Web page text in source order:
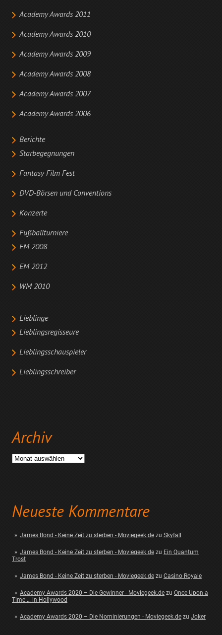
Academy Awards 2011
Academy Awards 2010
Academy Awards 2009
Academy Awards 2008
Academy Awards 2007
Academy Awards 2006
Berichte
Starbegegnungen
Fantasy Film Fest
DVD-Börsen und Conventions
Konzerte
Fußballturniere
EM 2008
EM 2012
WM 2010
Lieblinge
Lieblingsregisseure
Lieblingsschauspieler
Lieblingsschreiber
Archiv
Archiv
Neueste Kommentare
James Bond - Keine Zeit zu sterben - Moviegeek.dezu Skyfall
James Bond - Keine Zeit zu sterben - Moviegeek.dezu Ein Quantum
Trost
James Bond - Keine Zeit zu sterben - Moviegeek.dezu Casino Royale
Academy Awards 2020 – Die Gewinner - Moviegeek.dezu Once Upon a
Time … in Hollywood
Academy Awards 2020 – Die Nominierungen - Moviegeek.dezu Joker